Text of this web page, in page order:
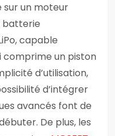
un moteur
batterie
capable
comprime un piston
d’utilisation,
d’intégrer
avancés font de
De plus, les